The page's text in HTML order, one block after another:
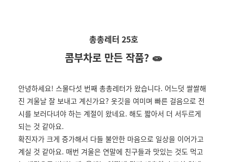
총총레터 25호
콤부차로 만든 작품? 🧫
안녕하세요! 스물다섯 번째 총총레터가 왔습니다. 어느덧 쌀쌀해
진 겨울날 잘 보내고 계신가요? 옷깃을 여미며 빠른 걸음으로 전
시를 보러다녀야 하는 계절이 왔네요. 해도 짧아서 더 서두르게
되는 것 같아요.
확진자가 크게 증가해서 다들 불안한 마음으로 일상을 이어가고
계실 것 같아요. 매번 겨울은 연말에 친구들과 맛있는 것도 먹고